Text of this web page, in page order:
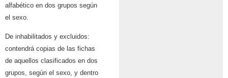
alfabético en dos grupos según
el sexo.
De inhabilitados y excluidos:
contendrá copias de las fichas
de aquellos clasificados en dos
grupos, según el sexo, y dentro